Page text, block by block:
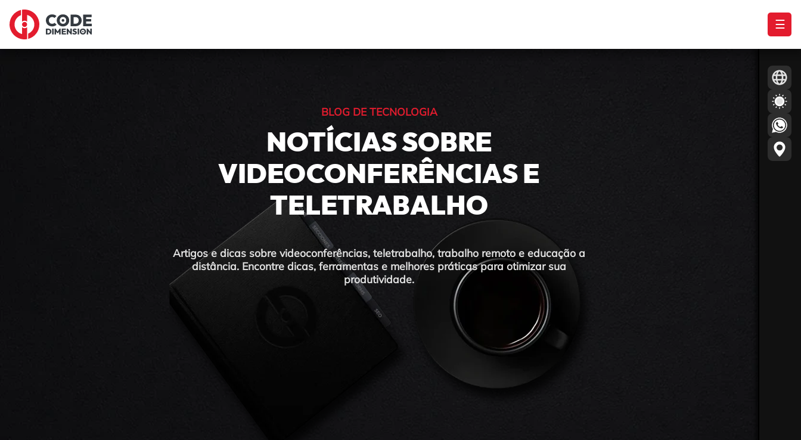
☰
BLOG DE TECNOLOGIA
NOTÍCIAS SOBRE
VIDEOCONFERÊNCIAS E
TELETRABALHO
Artigos e dicas sobre videoconferências, teletrabalho, trabalho remoto e educação a
distância. Encontre dicas, ferramentas e melhores práticas para otimizar sua
produtividade.